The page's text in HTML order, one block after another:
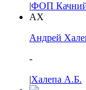
|ФОП
АХ
Андрей
-
|Халепа А.Б.